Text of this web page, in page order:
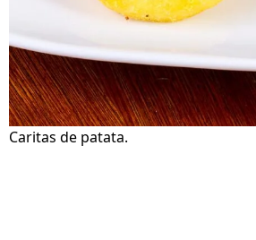
Caritas de patata.